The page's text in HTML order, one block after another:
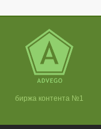
биржа контента №1